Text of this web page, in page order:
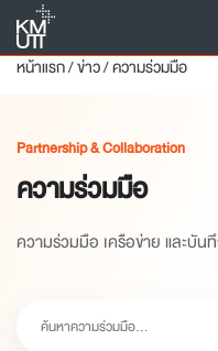
หน้าแรก/ข่าว/ความร่วมมือ
Partnership & Collaboration
ความร่วมมือ
ความร่วมมือ เครือข่าย และบัน